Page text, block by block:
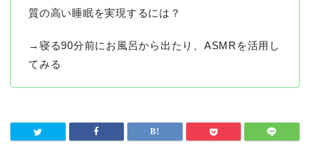
質の高い睡眠を実現するには？
→寝る90分前にお風呂から出たり、ASMRを活用し
てみる